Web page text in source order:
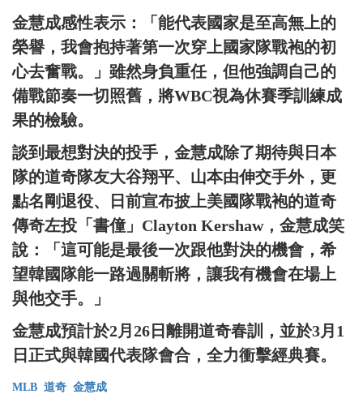
金慧成感性表示：「能代表國家是至高無上的
榮譽，我會抱持著第一次穿上國家隊戰袍的初
心去奮戰。」雖然身負重任，但他強調自己的
備戰節奏一切照舊，將WBC視為休賽季訓練成
果的檢驗。
談到最想對決的投手，金慧成除了期待與日本
隊的道奇隊友大谷翔平、山本由伸交手外，更
點名剛退役、日前宣布披上美國隊戰袍的道奇
傳奇左投「書僮」Clayton Kershaw，金慧成笑
說：「這可能是最後一次跟他對決的機會，希
望韓國隊能一路過關斬將，讓我有機會在場上
與他交手。」
金慧成預計於2月26日離開道奇春訓，並於3月1
日正式與韓國代表隊會合，全力衝擊經典賽。
MLB 道奇 金慧成